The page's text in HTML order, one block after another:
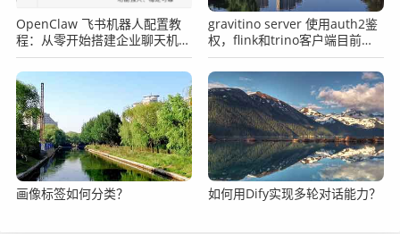
OpenClaw 飞书机器人配置教
程：从零开始搭建企业聊天机器
人
gravitino server 使用auth2鉴
权，flink和trino客户端目前能
支持吗？
画像标签如何分类？ 如何用Dify实现多轮对话能力？